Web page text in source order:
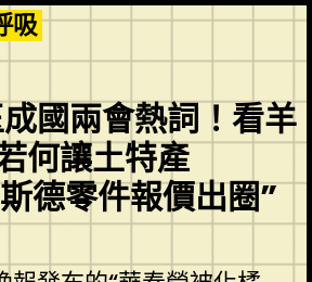
吸
國兩會熱詞！看羊
何讓土特產
德零件報價出圈”